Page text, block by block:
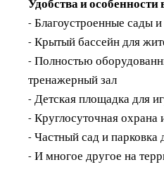
Удобства и
- Благоустроенные сады
- Крытый бассейн для
- Полностью
тренажерный зал
- Детская площадка для
- Круглосуточная охрана
- Частный сад и парковка
- И многое другое на